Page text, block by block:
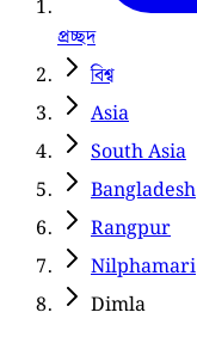
প্রচ্ছদ
বিশ্ব
Asia
South Asia
Bangladesh
Rangpur
Nilphamari
Dimla